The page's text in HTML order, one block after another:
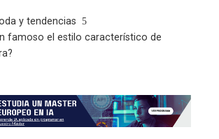
y tendencias
famoso el estilo característico de